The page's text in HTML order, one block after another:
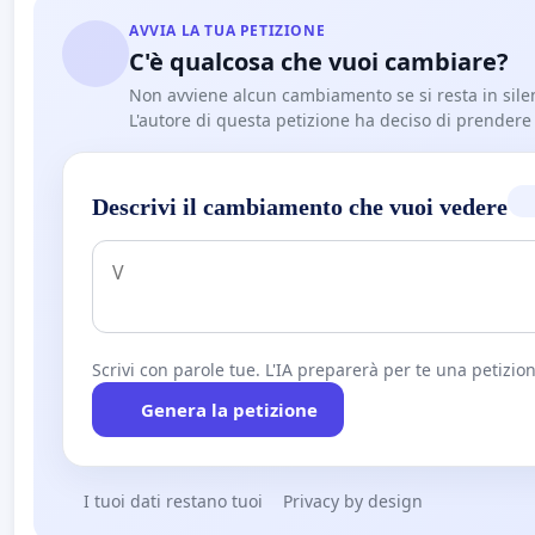
AVVIA LA TUA PETIZIONE
C'è qualcosa che vuoi cambiare?
Non avviene alcun cambiamento se si resta in
L'autore di questa petizione ha deciso di
Descrivi il cambiamento che vuoi vedere
Scrivi con parole tue. L'IA preparerà per te una
Genera la petizione
I tuoi dati restano tuoi Privacy by design